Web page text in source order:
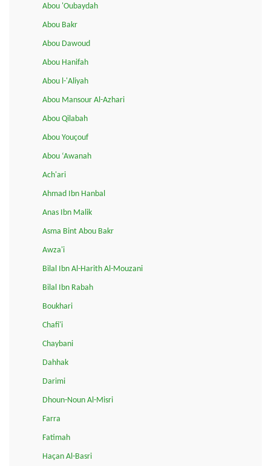
Abou 'Oubaydah
Abou Bakr
Abou Dawoud
Abou Hanifah
Abou l-'Aliyah
Abou Mansour Al-Azhari
Abou Qilabah
Abou Youçouf
Abou ‘Awanah
Ach'ari
Ahmad Ibn Hanbal
Anas Ibn Malik
Asma Bint Abou Bakr
Awza'i
Bilal Ibn Al-Harith Al-Mouzani
Bilal Ibn Rabah
Boukhari
Chafi'i
Chaybani
Dahhak
Darimi
Dhoun-Noun Al-Misri
Farra
Fatimah
Haçan Al-Basri